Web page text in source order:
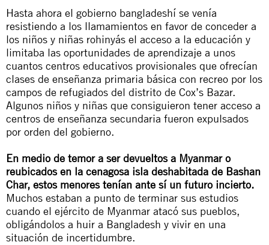
Hasta ahora el gobierno bangladeshí se venía
resistiendo a los llamamientos en favor de conceder a
los niños y niñas rohinyás el acceso a la educación y
limitaba las oportunidades de aprendizaje a unos
cuantos centros educativos provisionales que ofrecían
clases de enseñanza primaria básica con recreo por los
campos de refugiados del distrito de Cox’s Bazar.
Algunos niños y niñas que consiguieron tener acceso a
centros de enseñanza secundaria fueron expulsados
por orden del gobierno.
En medio de temor a ser devueltos a Myanmar o
reubicados en la cenagosa isla deshabitada de Bashan
Char, estos menores tenían ante sí un futuro incierto.
Muchos estaban a punto de terminar sus estudios
cuando el ejército de Myanmar atacó sus pueblos,
obligándolos a huir a Bangladesh y vivir en una
situación de incertidumbre.